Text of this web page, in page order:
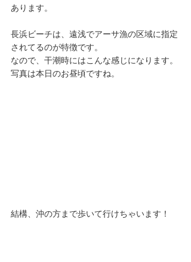
あります。
長浜ビーチは、遠浅でアーサ漁の区域に指定
されてるのが特徴です。
なので、干潮時にはこんな感じになります。
写真は本日のお昼頃ですね。
結構、沖の方まで歩いて行けちゃいます！